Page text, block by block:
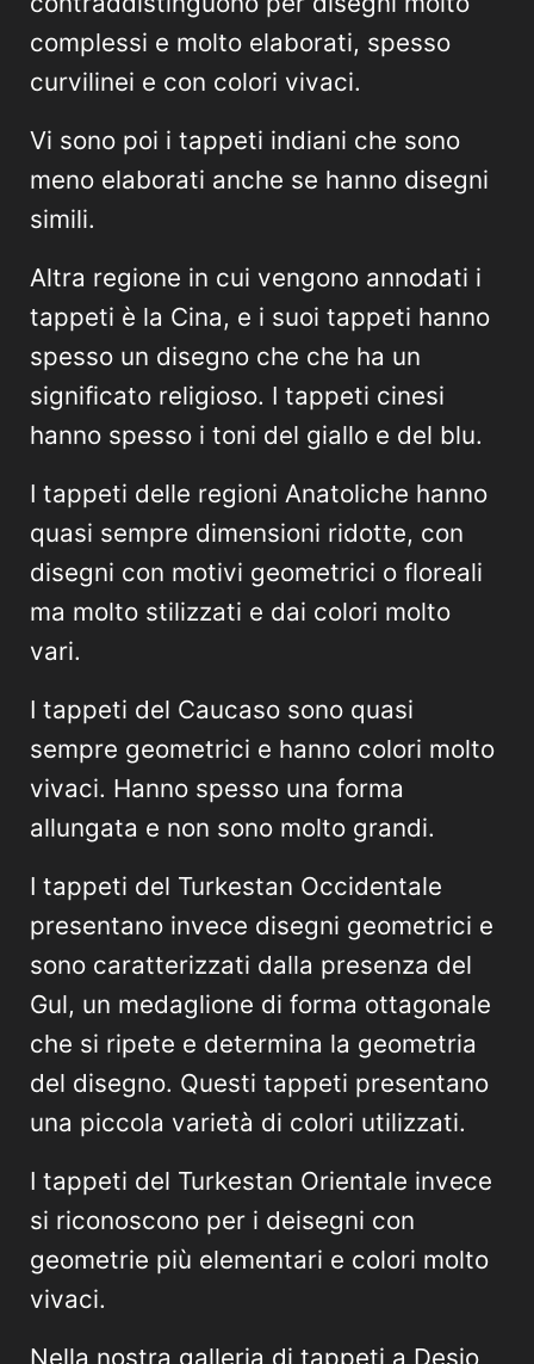
complessi e molto elaborati, spesso
curvilinei e con colori vivaci.
Vi sono poi i tappeti indiani che sono
meno elaborati anche se hanno disegni
simili.
Altra regione in cui vengono annodati i
tappeti è la Cina, e i suoi tappeti hanno
spesso un disegno che che ha un
significato religioso. I tappeti cinesi
hanno spesso i toni del giallo e del blu.
I tappeti delle regioni Anatoliche hanno
quasi sempre dimensioni ridotte, con
disegni con motivi geometrici o floreali
ma molto stilizzati e dai colori molto
vari.
I tappeti del Caucaso sono quasi
sempre geometrici e hanno colori molto
vivaci. Hanno spesso una forma
allungata e non sono molto grandi.
I tappeti del Turkestan Occidentale
presentano invece disegni geometrici e
sono caratterizzati dalla presenza del
Gul, un medaglione di forma ottagonale
che si ripete e determina la geometria
del disegno. Questi tappeti presentano
una piccola varietà di colori utilizzati.
I tappeti del Turkestan Orientale invece
si riconoscono per i deisegni con
geometrie più elementari e colori molto
vivaci.
Nella nostra galleria di tappeti a Desio